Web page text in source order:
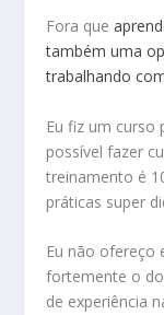
Fora que
também uma
trabalhando
Eu fiz um curso
possível fazer
treinamento é
práticas super
Eu não ofereço
fortemente o
de experiência